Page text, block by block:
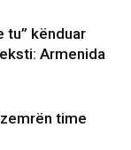
tu” kënduar
Armenida
time